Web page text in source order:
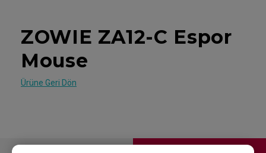
ZOWIE ZA12-C Espor
Mouse
Ürüne Geri Dön